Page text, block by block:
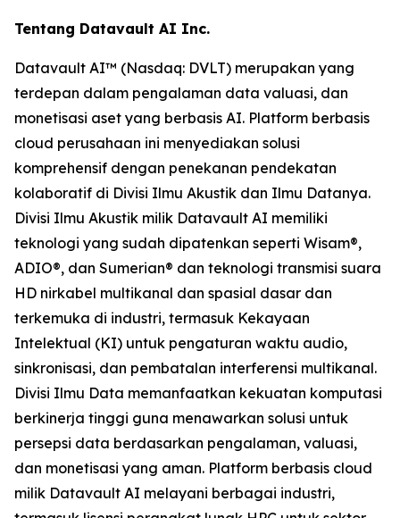
Tentang Datavault AI Inc.
Datavault AI™ (Nasdaq: DVLT) merupakan yang
terdepan dalam pengalaman data valuasi, dan
monetisasi aset yang berbasis AI. Platform berbasis
cloud perusahaan ini menyediakan solusi
komprehensif dengan penekanan pendekatan
kolaboratif di Divisi Ilmu Akustik dan Ilmu Datanya.
Divisi Ilmu Akustik milik Datavault AI memiliki
teknologi yang sudah dipatenkan seperti Wisam®,
ADIO®, dan Sumerian® dan teknologi transmisi suara
HD nirkabel multikanal dan spasial dasar dan
terkemuka di industri, termasuk Kekayaan
Intelektual (KI) untuk pengaturan waktu audio,
sinkronisasi, dan pembatalan interferensi multikanal.
Divisi Ilmu Data memanfaatkan kekuatan komputasi
berkinerja tinggi guna menawarkan solusi untuk
persepsi data berdasarkan pengalaman, valuasi,
dan monetisasi yang aman. Platform berbasis cloud
milik Datavault AI melayani berbagai industri,